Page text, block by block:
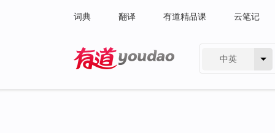
词典 翻译 有道精品课 云笔记
中英